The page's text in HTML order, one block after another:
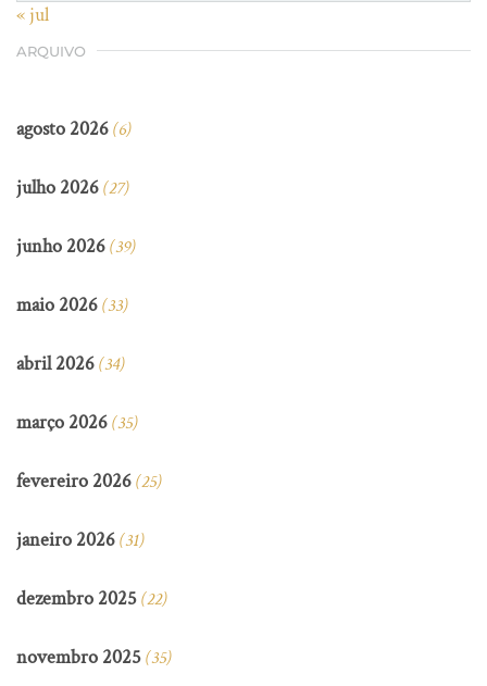
« jul
ARQUIVO
agosto 2026(6)
julho 2026(27)
junho 2026(39)
maio 2026(33)
abril 2026(34)
março 2026(35)
fevereiro 2026(25)
janeiro 2026(31)
dezembro 2025(22)
novembro 2025(35)